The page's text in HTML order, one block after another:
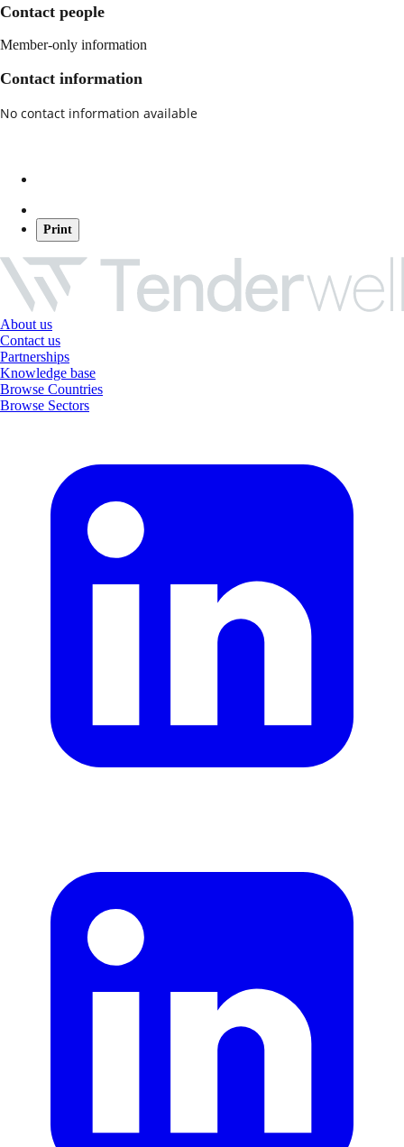
Contact people
Member-only information
Contact information
No contact information available
Print
About us
Contact us
Partnerships
Knowledge base
Browse Countries
Browse Sectors